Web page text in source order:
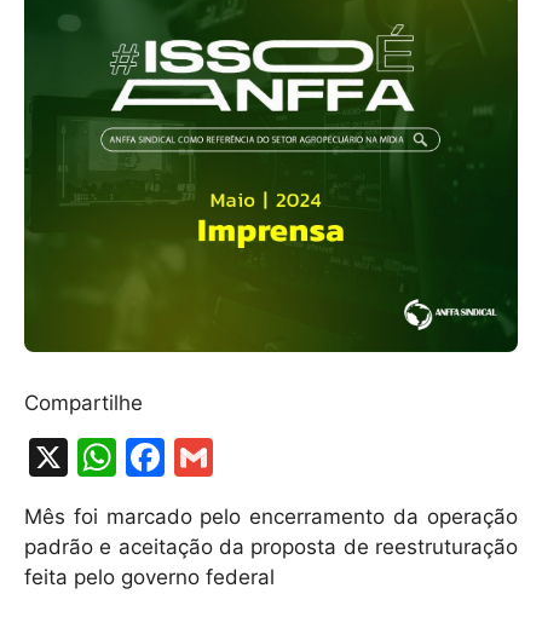
Compartilhe
X
W
at
s
F
a
c
e
m
ai
l
Mês foi marcado pelo encerramento da operação
padrão e aceitação da proposta de reestruturação
feita pelo governo federal